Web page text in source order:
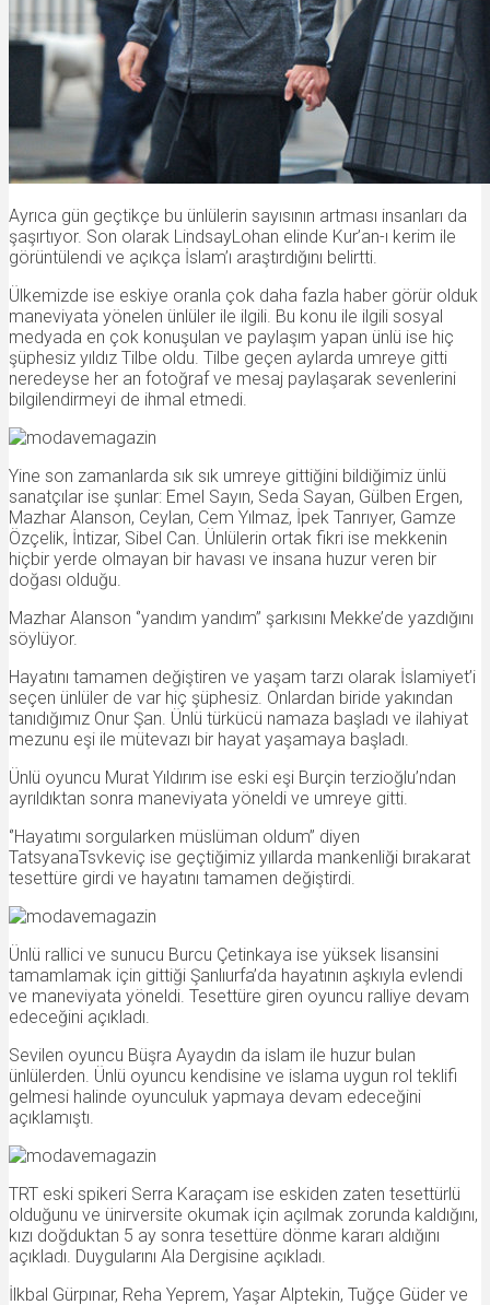
Ayrıca gün geçtikçe bu ünlülerin sayısının artması insanları da
şaşırtıyor. Son olarak LindsayLohan elinde Kur’an-ı kerim ile
görüntülendi ve açıkça İslam’ı araştırdığını belirtti.
Ülkemizde ise eskiye oranla çok daha fazla haber görür olduk
maneviyata yönelen ünlüler ile ilgili. Bu konu ile ilgili sosyal
medyada en çok konuşulan ve paylaşım yapan ünlü ise hiç
şüphesiz yıldız Tilbe oldu. Tilbe geçen aylarda umreye gitti
neredeyse her an fotoğraf ve mesaj paylaşarak sevenlerini
bilgilendirmeyi de ihmal etmedi.
Yine son zamanlarda sık sık umreye gittiğini bildiğimiz ünlü
sanatçılar ise şunlar: Emel Sayın, Seda Sayan, Gülben Ergen,
Mazhar Alanson, Ceylan, Cem Yılmaz, İpek Tanrıyer, Gamze
Özçelik, İntizar, Sibel Can. Ünlülerin ortak fikri ise mekkenin
hiçbir yerde olmayan bir havası ve insana huzur veren bir
doğası olduğu.
Mazhar Alanson ‘’yandım yandım’’ şarkısını Mekke’de yazdığını
söylüyor.
Hayatını tamamen değiştiren ve yaşam tarzı olarak İslamiyet’i
seçen ünlüler de var hiç şüphesiz. Onlardan biride yakından
tanıdığımız Onur Şan. Ünlü türkücü namaza başladı ve ilahiyat
mezunu eşi ile mütevazı bir hayat yaşamaya başladı.
Ünlü oyuncu Murat Yıldırım ise eski eşi Burçin terzioğlu’ndan
ayrıldıktan sonra maneviyata yöneldi ve umreye gitti.
‘’Hayatımı sorgularken müslüman oldum’’ diyen
TatsyanaTsvkeviç ise geçtiğimiz yıllarda mankenliği bırakarat
tesettüre girdi ve hayatını tamamen değiştirdi.
Ünlü rallici ve sunucu Burcu Çetinkaya ise yüksek lisansini
tamamlamak için gittiği Şanlıurfa’da hayatının aşkıyla evlendi
ve maneviyata yöneldi. Tesettüre giren oyuncu ralliye devam
edeceğini açıkladı.
Sevilen oyuncu Büşra Ayaydın da islam ile huzur bulan
ünlülerden. Ünlü oyuncu kendisine ve islama uygun rol teklifi
gelmesi halinde oyunculuk yapmaya devam edeceğini
açıklamıştı.
TRT eski spikeri Serra Karaçam ise eskiden zaten tesettürlü
olduğunu ve ünirversite okumak için açılmak zorunda kaldığını,
kızı doğduktan 5 ay sonra tesettüre dönme kararı aldığını
açıkladı. Duygularını Ala Dergisine açıkladı.
İlkbal Gürpınar, Reha Yeprem, Yaşar Alptekin, Tuğçe Güder ve